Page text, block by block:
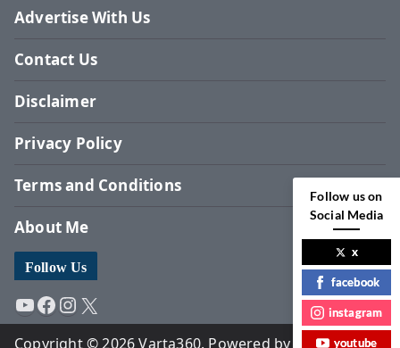
Advertise With Us
Contact Us
Disclaimer
Privacy Policy
Terms and Conditions
About Me
Follow Us
YouTube
Facebook
Instagram
X
Copyright © 2026 Varta360. Powered by Surbhi
Follow us on
Social Media
x
facebook
instagram
youtube